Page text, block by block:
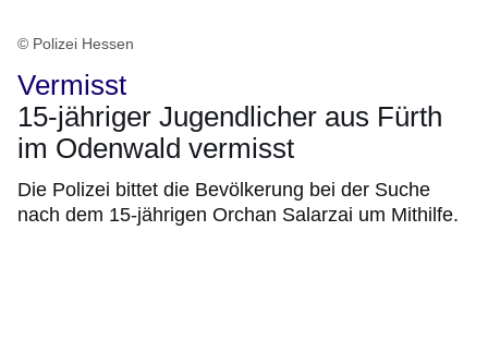
© Polizei Hessen
Vermisst
15-jähriger Jugendlicher aus Fürth
im Odenwald vermisst
Die Polizei bittet die Bevölkerung bei der Suche
nach dem 15-jährigen Orchan Salarzai um Mithilfe.